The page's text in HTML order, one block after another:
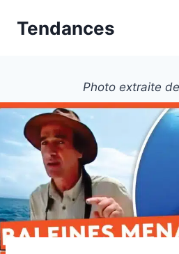
Tendances
Photo extraite